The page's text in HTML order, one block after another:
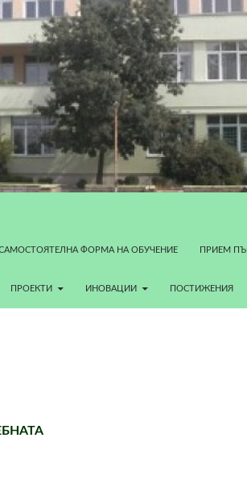
ФОРМА НА ОБУЧЕНИЕ ПРИЕМ
ПРОЕКТИ ИНОВАЦИИ ПОСТИЖЕНИЯ